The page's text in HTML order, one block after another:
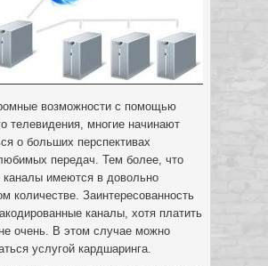
возможности с помощью
телевидения, многие начинают
о больших перспективах
передач. Тем более, что
каналы имеются в довольно
количестве. Заинтересованность
каналы, хотя платить
очень. В этом случае можно
услугой кардшаринга.